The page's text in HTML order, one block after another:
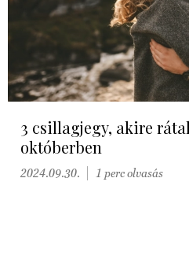
3 csillagjegy, akire
októberben
2024.09.30. 1 perc olvasás